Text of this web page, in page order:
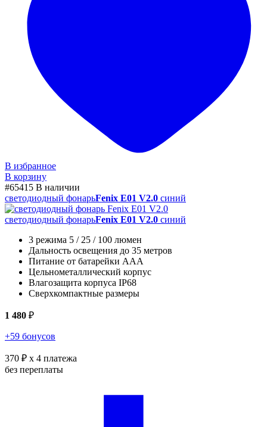
В избранное
В корзину
#65415 В наличии
светодиодный фонарьFenix E01 V2.0 синий
светодиодный фонарьFenix E01 V2.0 синий
3 режима 5 / 25 / 100 люмен
Дальность освещения до 35 метров
Питание от батарейки AAA
Цельнометаллический корпус
Влагозащита корпуса IP68
Сверхкомпактные размеры
1 480 ₽
+59 бонусов
370 ₽ x 4 платежа
без переплаты